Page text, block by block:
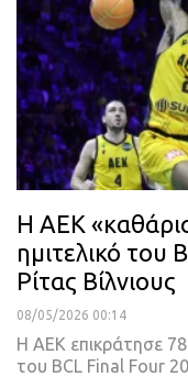
Η ΑΕΚ
ημιτελικό του
Ρίτας Βίλνιους
08/05/2026 00:14
Η ΑΕΚ επικράτησε
του BCL Final Four